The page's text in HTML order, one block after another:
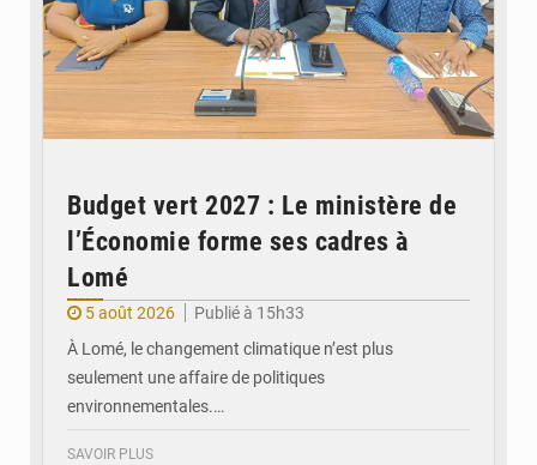
Budget vert 2027 : Le ministère de
l’Économie forme ses cadres à
Lomé
5 août 2026
Publié à 15h33
À Lomé, le changement climatique n’est plus
seulement une affaire de politiques
environnementales.…
SAVOIR PLUS